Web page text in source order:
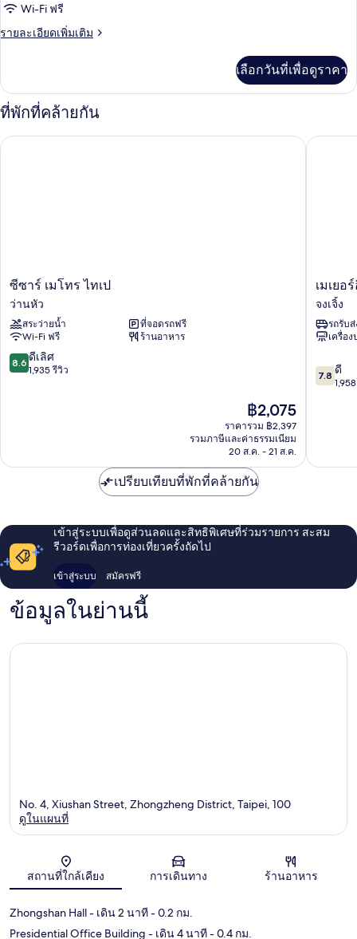
ดี
ลัก
ทวิน,
เตียง
2
Wi-Fi ฟรี
รายละเอียดเพิ่มเติม
ราย
เกี่ยว
กับ
ห้อง
ลัก
เลือกวันที่เพื่อดูราคา
ที่พักที่คล้ายกัน
ซี
ซาร์
เมโทร
ไทเป
ว่าน
หัว
ซีซาร์ เมโทร ไทเป
ว่านหัว
สระว่ายน้ำ
ที่จอดรถฟรี
Wi-Fi ฟรี
ร้านอาหาร
8.6
จาก
8.6 ดีเลิศ
1,935 รีวิว
ราคา
ปัจจุบัน
คือ
฿2,075
฿2,075
ราคารวม ฿2,397
รวมภาษีและค่าธรรมเนียม
20 ส.ค. - 21 ส.ค.
ซีซาร์ เมโทร ไทเป
เม
ร์
อินน์
จง
เมเยอ
จงเจิ้ง
รถรับ
เครื่อ
7.8
จาก
7.8 ดี
เมเยอร์
เปรียบเทียบที่พักที่คล้ายกัน
เข้าสู่ระบบเพื่อดูส่วนลดและสิทธิพิเศษที่ร่วมรายการ สะสม
รีวอร์ดเพื่อการท่องเที่ยวครั้งถัดไป
เข้าสู่ระบบ สมัครฟรี
ข้อมูลในย่านนี้
แผนที่
No. 4, Xiushan Street, Zhongzheng District, Taipei, 100
ดูในแผนที่
สถานที่ใกล้เคียง การเดินทาง ร้านอาหาร
Zhongshan Hall- เดิน 2 นาที- 0.2 กม.
Presidential Office Building - เดิน 4 นาที- 0.4 กม.